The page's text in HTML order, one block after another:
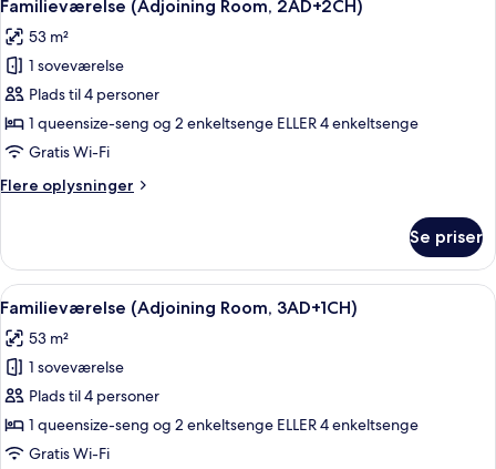
adults)
alle
billeder
af
Familieværelse
(Adjoining
Room,
Familieværelse (Adjoining Room, 2AD+2CH)
53 m²
1 soveværelse
Plads til 4 personer
1 queensize-seng og 2 enkeltsenge ELLER 4 enkeltsenge
Gratis Wi-Fi
Flere oplysninger
Flere
(Adjoining
Room,
2AD+2CH)
Se priser
Indlæs
alle
billeder
af
Familieværelse
(Adjoining
Room,
Minibar, pengeskab på værelset,
8
Familieværelse (Adjoining Room, 3AD+1CH)
53 m²
1 soveværelse
Plads til 4 personer
1 queensize-seng og 2 enkeltsenge ELLER 4 enkeltsenge
Gratis Wi-Fi